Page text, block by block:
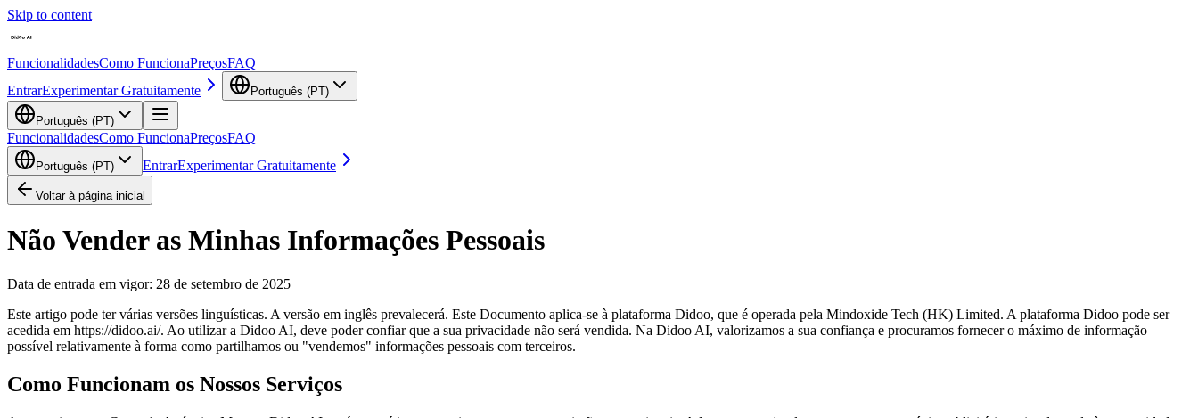
Skip to content
FuncionalidadesComo FuncionaPreçosFAQ
EntrarExperimentar Gratuitamente Português (PT)
Português (PT)
FuncionalidadesComo FuncionaPreçosFAQ
Português (PT) EntrarExperimentar Gratuitamente
Voltar à página inicial
Não Vender as Minhas Informações Pessoais
Data de entrada em vigor: 28 de setembro de 2025
Este artigo pode ter várias versões linguísticas. A versão em inglês prevalecerá. Este Documento aplica-se à plataforma Didoo, que é operada pela Mindoxide Tech (HK) Limited. A plataforma Didoo pode ser
acedida em https://didoo.ai/. Ao utilizar a Didoo AI, deve poder confiar que a sua privacidade não será vendida. Na Didoo AI, valorizamos a sua confiança e procuramos fornecer o máximo de informação
possível relativamente à forma como partilhamos ou "vendemos" informações pessoais com terceiros.
Como Funcionam os Nossos Serviços